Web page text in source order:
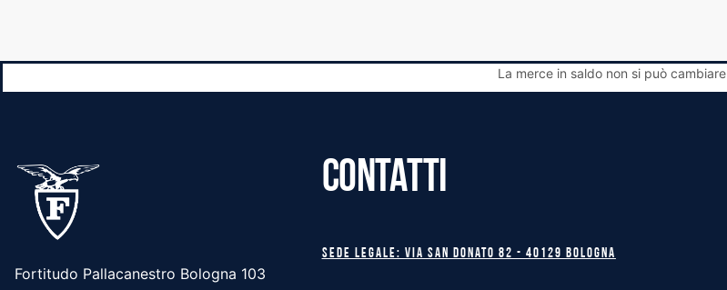
La merce in saldo non si può cambiare
Fortitudo Pallacanestro Bologna 103
CONTATTI
Sede legale: Via San Donato 82 - 40129 BOLOGNA